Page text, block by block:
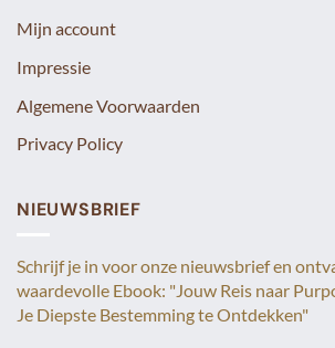
Mijn account
Impressie
Algemene Voorwaarden
Privacy Policy
NIEUWSBRIEF
Schrijf je in voor onze nieuwsbrief en
waardevolle Ebook: "Jouw Reis naar
Je Diepste Bestemming te Ontdekken"